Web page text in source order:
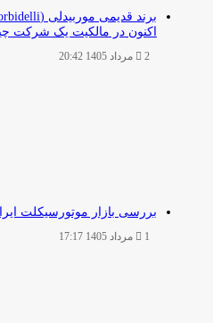
اکنون در مالکیت یک شرکت
2 مرداد 1405 20:42
بررسی بازار موتورسیکلت
1 مرداد 1405 17:17